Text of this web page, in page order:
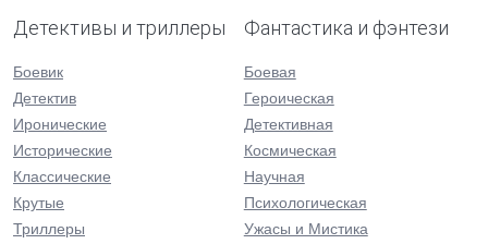
Детективы и триллеры
Боевик
Детектив
Иронические
Исторические
Классические
Крутые
Триллеры
Фантастика и фэнтези
Боевая
Героическая
Детективная
Космическая
Научная
Психологическая
Ужасы и Мистика